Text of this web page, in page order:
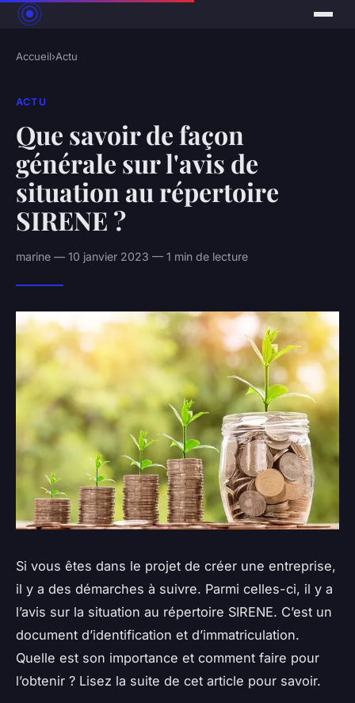
Accueil›Actu
ACTU
Que savoir de façon
générale sur l'avis de
situation au répertoire
SIRENE ?
marine — 10 janvier 2023 — 1 min de lecture
Si vous êtes dans le projet de créer une entreprise,
il y a des démarches à suivre. Parmi celles-ci, il y a
l’avis sur la situation au répertoire SIRENE. C’est un
document d’identification et d’immatriculation.
Quelle est son importance et comment faire pour
l’obtenir ? Lisez la suite de cet article pour savoir.